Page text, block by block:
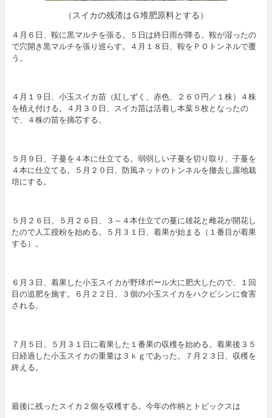
（スイカの残渣はＧ堆肥原料とする）
４月６日、鞍に黒マルチを張る。５日は終日雨が降る。鞍が湿ったの
で穴開き黒マルチを張り巡らす。４月１８日、鞍をＰＯトンネルで覆
う。
４月１９日、小玉スイカ苗（紅しずく、赤色、２６０円／１株）４株
を植え付ける。４月３０日、スイカ苗は活着し本葉５枚となったの
で、４株の苗を摘芯する。
５月９日、子蔓を４本に仕立てる。弱弱しい子蔓を切り取り、子蔓を
４本に仕立てる。５月２０日、防風ネットのトンネルを撤去し露地栽
培にする。
５月２６日、５月２６日、３～４本仕立ての蔓に雄花と雌花が開花し
たので人工授粉を始める。５月３１日、着果が始まる（１番目が着果
する）。
６月３日、着果した小玉スイカが野球ボール大に肥大したので、１回
目の追肥を施す。６月２２日、３個の小玉スイカをハクビシンに食害
される。
７月５日、５月３１日に着果した１番果の収穫を始める。着果後３５
日経過した小玉スイカの重量は３ｋｇであった。７月２３日、収穫を
終える。
最後に残ったスイカ２個を収穫する。今年の作柄とトピックスは